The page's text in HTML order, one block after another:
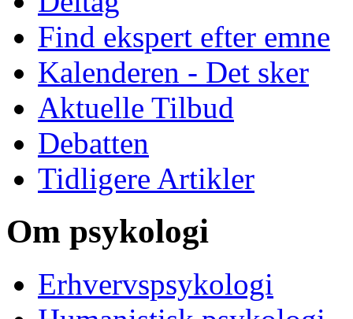
Find ekspert efter emne
Kalenderen - Det sker
Aktuelle Tilbud
Debatten
Tidligere Artikler
Om psykologi
Erhvervspsykologi